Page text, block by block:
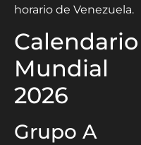
horario de Venezuela.
Calendario
Mundial
2026
Grupo A